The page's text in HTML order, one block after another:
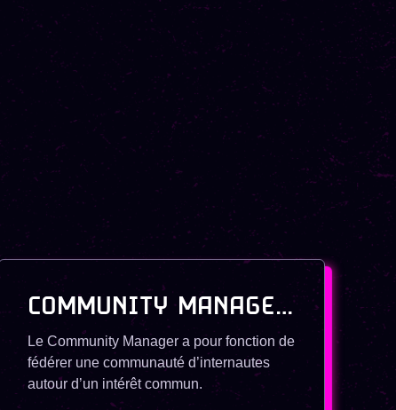
COMMUNITY MANAGER / SOCIAL MEDIA MANAGER
Le Community Manager a pour fonction de
fédérer une communauté d’internautes
autour d’un intérêt commun.